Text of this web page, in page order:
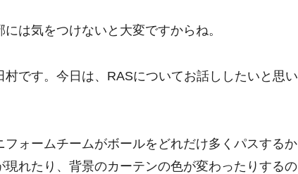
は気をつけないと大変ですからね。
です。今日は、RASについてお話ししたいと思い
ォームチームがボールをどれだけ多くパスするか
れたり、背景のカーテンの色が変わったりするの